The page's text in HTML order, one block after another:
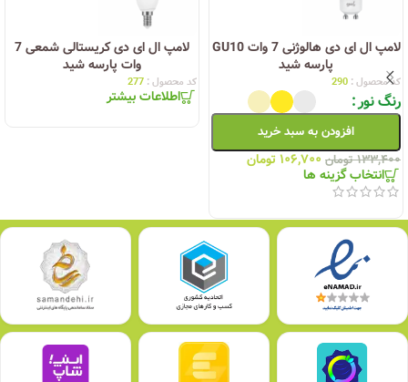
لامپ ال ای دی هالوژنی 7 وات GU10
پارسه شید
کد محصول : 290
رنگ نور
افزودن به سبد خرید
۱۳۳,۴۰۰ تومان ۱۰۶,۷۰۰ تومان
انتخاب گزینه ها
لامپ ال ای دی کریستالی شمعی 7
وات پارسه شید
کد محصول : 277
اطلاعات بیشتر